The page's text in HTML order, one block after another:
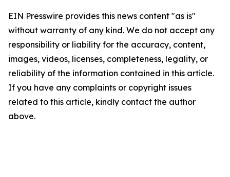
EIN Presswire provides this news content "as is"
without warranty of any kind. We do not accept any
responsibility or liability for the accuracy, content,
images, videos, licenses, completeness, legality, or
reliability of the information contained in this article.
If you have any complaints or copyright issues
related to this article, kindly contact the author
above.